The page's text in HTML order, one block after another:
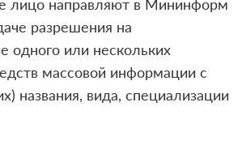
лицо направляют в Мининформ
разрешения на
одного или нескольких
массовой информации с
названия, вида, специализации